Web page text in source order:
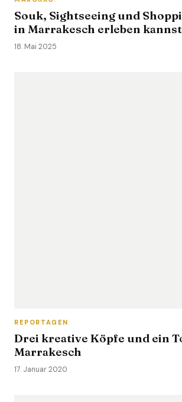
Souk, Sightseeing und
in Marrakesch erleben kannst
18. Mai 2025
REPORTAGEN
Drei kreative Köpfe und ein
Marrakesch
17. Januar 2020